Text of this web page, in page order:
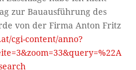
zur Bauausführung des
von der Firma Anton Fritz
cgi-content/anno?